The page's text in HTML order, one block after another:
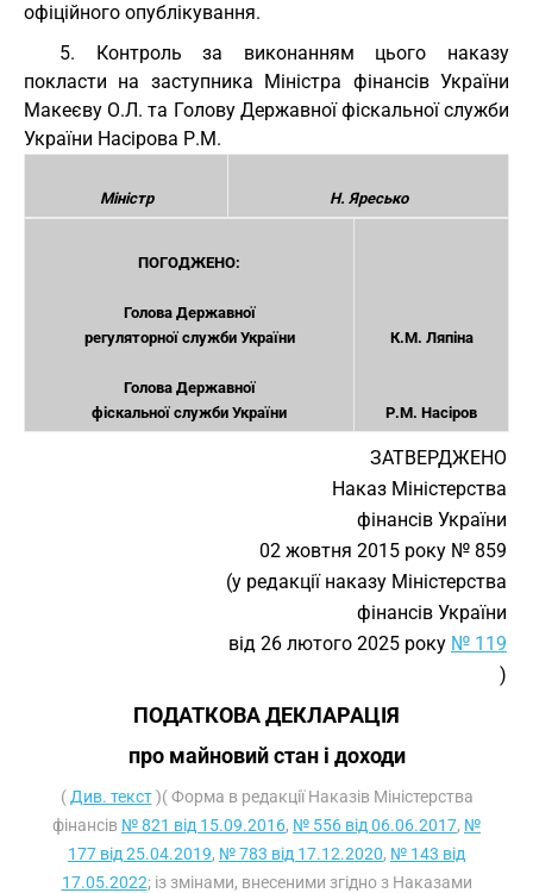
офіційного опублікування.
5. Контроль за виконанням цього наказу
покласти на заступника Міністра фінансів України
Макеєву О.Л. та Голову Державної фіскальної служби
України Насірова Р.М.
Міністр Н. Яресько
ПОГОДЖЕНО:
Голова Державної
регуляторної служби України
Голова Державної
фіскальної служби України
К.М. Ляпіна
Р.М. Насіров
ЗАТВЕРДЖЕНО
Наказ Міністерства
фінансів України
02 жовтня 2015 року № 859
(у редакції наказу Міністерства
фінансів України
від 26 лютого 2025 року № 119
)
ПОДАТКОВА ДЕКЛАРАЦІЯ
про майновий стан і доходи
( Див. текст)( Форма в редакції Наказів Міністерства
фінансів № 821 від 15.09.2016, № 556 від 06.06.2017, №
177 від 25.04.2019, № 783 від 17.12.2020, № 143 від
17.05.2022; із змінами, внесеними згідно з Наказами